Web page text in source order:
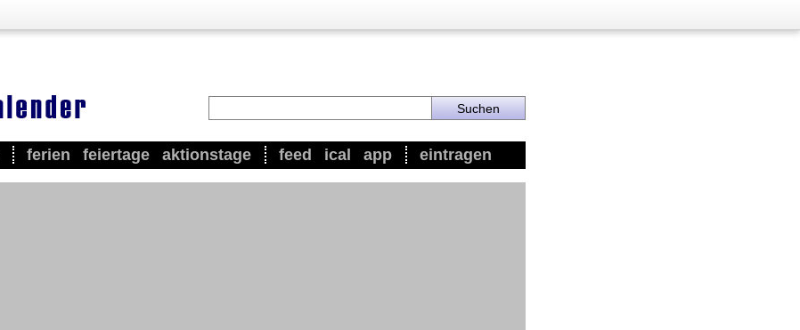
ferien feiertage aktionstage feed ical app eintragen